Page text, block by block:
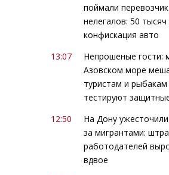
поймали
нелегалов: 50
конфискация авто
13:07
Непрошеные гости:
Азовском море
туристам и
тестируют
12:50
На Дону
за мигрантами:
работодателей
вдвое